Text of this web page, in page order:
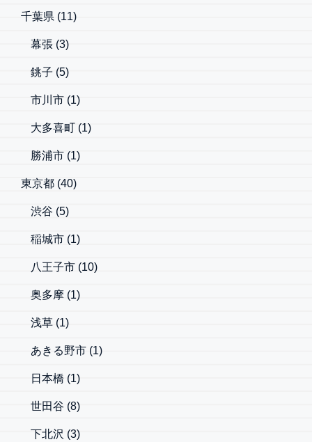
千葉県 (11)
幕張 (3)
銚子 (5)
市川市 (1)
大多喜町 (1)
勝浦市 (1)
東京都 (40)
渋谷 (5)
稲城市 (1)
八王子市 (10)
奥多摩 (1)
浅草 (1)
あきる野市 (1)
日本橋 (1)
世田谷 (8)
下北沢 (3)